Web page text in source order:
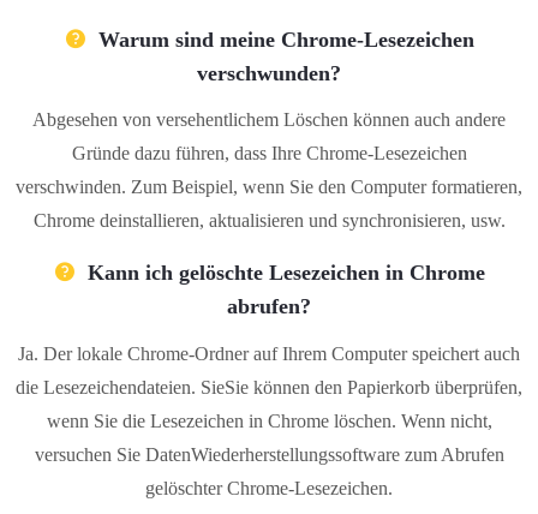
Warum sind meine Chrome-Lesezeichen
verschwunden?
Abgesehen von versehentlichem Löschen können auch andere
Gründe dazu führen, dass Ihre Chrome-Lesezeichen
verschwinden. Zum Beispiel, wenn Sie den Computer formatieren,
Chrome deinstallieren, aktualisieren und synchronisieren, usw.
Kann ich gelöschte Lesezeichen in Chrome
abrufen?
Ja. Der lokale Chrome-Ordner auf Ihrem Computer speichert auch
die Lesezeichendateien. SieSie können den Papierkorb überprüfen,
wenn Sie die Lesezeichen in Chrome löschen. Wenn nicht,
versuchen Sie DatenWiederherstellungssoftware zum Abrufen
gelöschter Chrome-Lesezeichen.